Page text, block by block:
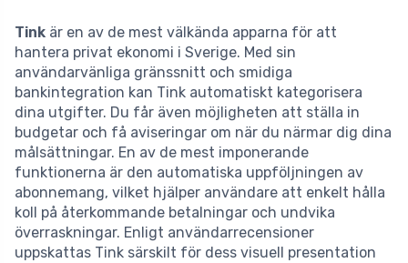
Tink är en av de mest välkända apparna för att
hantera privat ekonomi i Sverige. Med sin
användarvänliga gränssnitt och smidiga
bankintegration kan Tink automatiskt kategorisera
dina utgifter. Du får även möjligheten att ställa in
budgetar och få aviseringar om när du närmar dig dina
målsättningar. En av de mest imponerande
funktionerna är den automatiska uppföljningen av
abonnemang, vilket hjälper användare att enkelt hålla
koll på återkommande betalningar och undvika
överraskningar. Enligt användarrecensioner
uppskattas Tink särskilt för dess visuell presentation